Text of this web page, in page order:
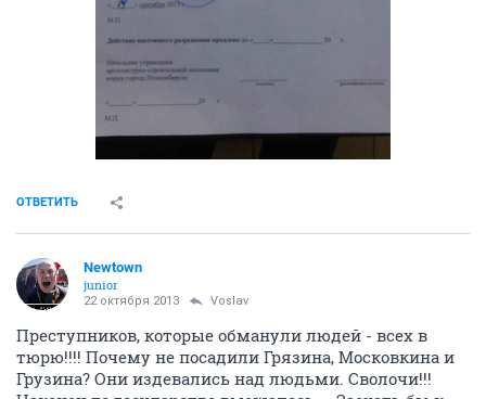
ОТВЕТИТЬ
Newtown
junior
22 октября 2013 Voslav
Преступников, которые обманули людей - всех в
тюрю!!!! Почему не посадили Грязина, Московкина и
Грузина? Они издевались над людьми. Сволочи!!!